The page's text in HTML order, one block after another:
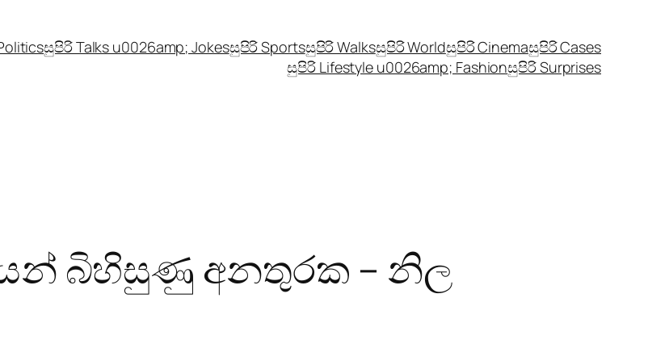
සුපිරි Talks u0026amp; Jokesසුපිරි Sportsසුපිරි Walksසුපිරි Worldසුපිරි Cinemaසුපිරි Cases
සුපිරි Lifestyle u0026amp; Fashionසුපිරි Surprises
බිහිසුණු අනතුරක – නිල